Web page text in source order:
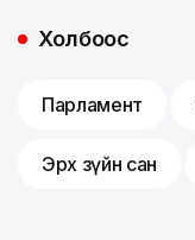
Холбоос
Парламент
Эрх зүйн сан